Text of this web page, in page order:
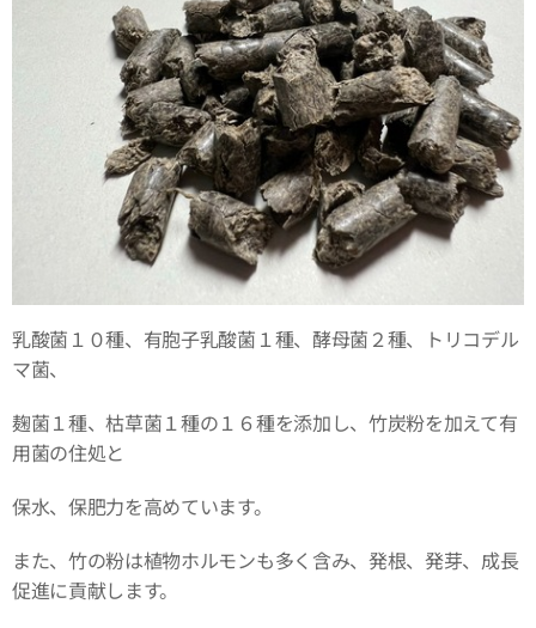
乳酸菌１０種、有胞子乳酸菌１種、酵母菌２種、トリコデル
マ菌、
麹菌１種、枯草菌１種の１６種を添加し、竹炭粉を加えて有
用菌の住処と
保水、保肥力を高めています。
また、竹の粉は植物ホルモンも多く含み、発根、発芽、成長
促進に貢献します。